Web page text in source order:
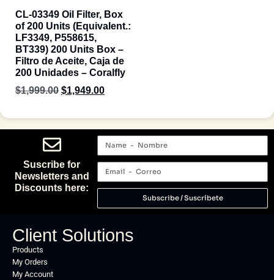
CL-03349 Oil Filter, Box
of 200 Units (Equivalent.:
LF3349, P558615,
BT339) 200 Units Box –
Filtro de Aceite, Caja de
200 Unidades – Coralfly
$1,999.00 $1,949.00
Suscribe for
Newsletters and
Discounts here:
Subscribe / Suscríbete
Client Solutions
Products
My Orders
My Account